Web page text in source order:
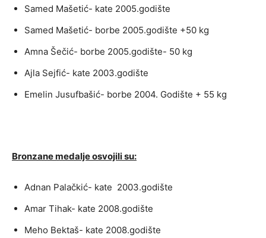
Samed Mašetić- kate 2005.godište
Samed Mašetić- borbe 2005.godište +50 kg
Amna Šečić- borbe 2005.godište- 50 kg
Ajla Sejfić- kate 2003.godište
Emelin Jusufbašić- borbe 2004. Godište + 55 kg
Bronzane medalje osvojili su:
Adnan Palačkić- kate 2003.godište
Amar Tihak- kate 2008.godište
Meho Bektaš- kate 2008.godište